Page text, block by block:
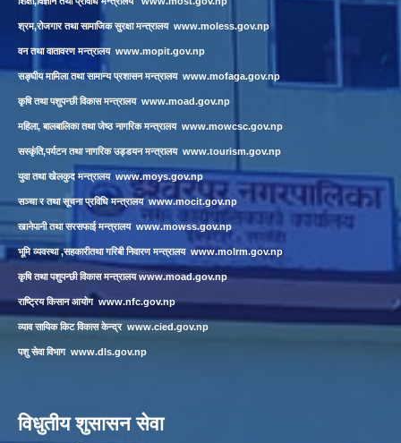
श्रम,रोजगार तथा सामाजिक सुरक्षा मन्त्रालय www.moless.gov.np
वन तथा वातावरण मन्त्रालय www.mopit.gov.np
सङ्घीय मामिला तथा सामान्य प्रशासन मन्त्रालय www.mofaga.gov.np
कृषि तथा पशुपन्छी विकास मन्त्रालय www.moad.gov.np
महिला, बालबालिका तथा जेष्ठ नागरिक मन्त्रालय www.mowcsc.gov.np
सस्कृंति,पर्यटन तथा नागरिक उड्डयन मन्त्रालय www.tourism.gov.np
युवा तथा खेलकुद मन्त्रालय www.moys.gov.np
सञ्चा र तथा सूचना प्रविधि मन्त्रालय www.mocit.gov.np
खानेपानी तथा सरसफाई मन्त्रालय www.mowss.gov.np
भूमि व्यवस्था ,सहकारीतथा गरिबी निवारण मन्त्रालय www.molrm.gov.np
कृषि तथा पशुपन्छी विकास मन्त्रालयwww.moad.gov.np
राष्ट्रिय किसान आयोग www.nfc.gov.np
व्याव सायिक किट विकास केन्द्र www.cied.gov.np
पशु सेवा विभाग www.dls.gov.np
विधुतीय शुसासन सेवा